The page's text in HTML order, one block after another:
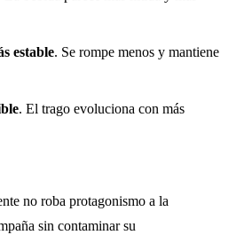
estable. Se rompe menos y mantiene
. El trago evoluciona con más
no roba protagonismo a la
sin contaminar su